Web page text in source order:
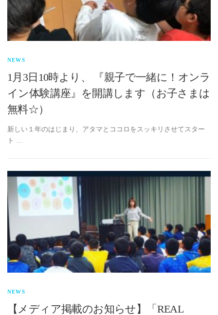
NEWS
1月3日10時より、 『親子で一緒に！オンラ
イン体験講座』を開講します（お子さまは
無料☆）
新しい１年のはじまり、アタマとココロをスッキリさせてスター
ト …
NEWS
【メディア掲載のお知らせ】「REAL